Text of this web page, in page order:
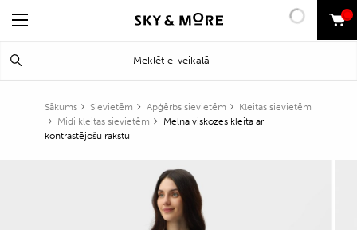
0
Sākums Sievietēm Apģērbs sievietēm
Kleitas sievietēm
Midi kleitas sievietēm
Melna viskozes kleita ar
kontrastējošu rakstu